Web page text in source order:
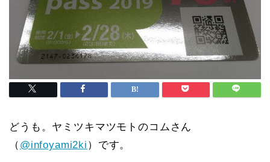
どうも。ヤミツキマツモトのコムさん
（ @infoyami2ki ）です。